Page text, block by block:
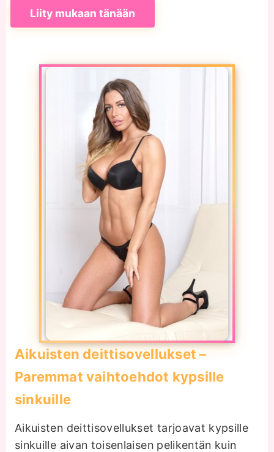
Liity mukaan tänään
Aikuisten deittisovellukset –
Paremmat vaihtoehdot kypsille
sinkuille
Aikuisten deittisovellukset tarjoavat kypsille
sinkuille aivan toisenlaisen pelikentän kuin